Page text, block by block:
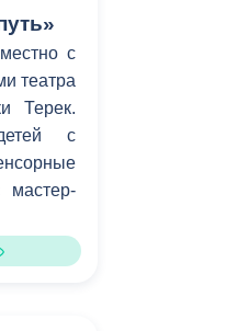
с
театра
Терек.
с
мастер-